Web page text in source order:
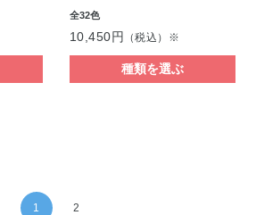
全32色
10,450円 （税込）※
種類を選ぶ
1 2